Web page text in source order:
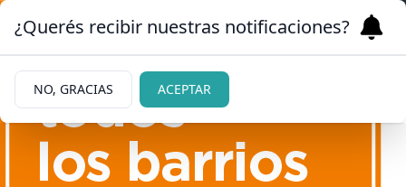
¿Querés recibir nuestras notificaciones?
NO, GRACIAS ACEPTAR